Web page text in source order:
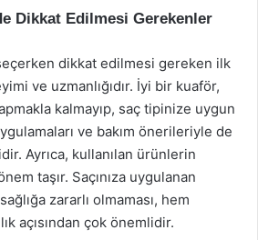
Dikkat Edilmesi Gerekenler
dikkat edilmesi gereken ilk
ve uzmanlığıdır. İyi bir kuaför,
kalmayıp, saç tipinize uygun
ve bakım önerileriyle de
Ayrıca, kullanılan ürünlerin
taşır. Saçınıza uygulanan
zararlı olmaması, hem
açısından çok önemlidir.